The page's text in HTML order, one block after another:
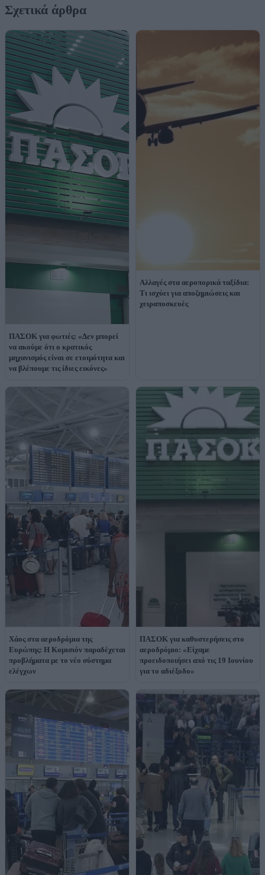
Σχετικά άρθρα
ΠΑΣΟΚ για φωτιές: «Δεν μπορεί
να ακούμε ότι ο κρατικός
μηχανισμός είναι σε ετοιμότητα και
να βλέπουμε τις ίδιες εικόνες»
Αλλαγές στα αεροπορικά ταξίδια:
Τι ισχύει για αποζημιώσεις και
χειραποσκευές
Χάος στα αεροδρόμια της
Ευρώπης: Η Κομισιόν παραδέχεται
προβλήματα με το νέο σύστημα
ελέγχων
ΠΑΣΟΚ για καθυστερήσεις στο
αεροδρόμιο: «Είχαμε
προειδοποιήσει από τις 19 Ιουνίου
για το αδιέξοδο»